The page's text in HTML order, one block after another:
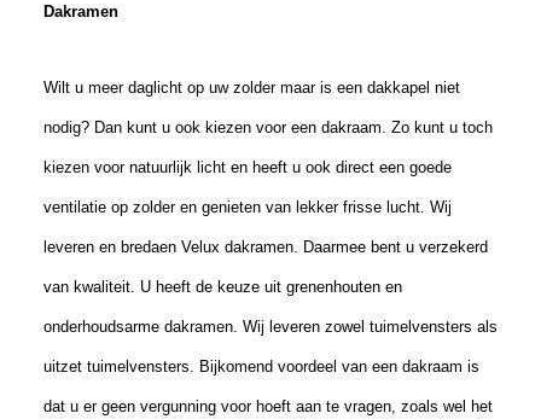
Dakramen
Wilt u meer daglicht op uw zolder maar is een dakkapel niet
nodig? Dan kunt u ook kiezen voor een dakraam. Zo kunt u toch
kiezen voor natuurlijk licht en heeft u ook direct een goede
ventilatie op zolder en genieten van lekker frisse lucht. Wij
leveren en bredaen Velux dakramen. Daarmee bent u verzekerd
van kwaliteit. U heeft de keuze uit grenenhouten en
onderhoudsarme dakramen. Wij leveren zowel tuimelvensters als
uitzet tuimelvensters. Bijkomend voordeel van een dakraam is
dat u er geen vergunning voor hoeft aan te vragen, zoals wel het